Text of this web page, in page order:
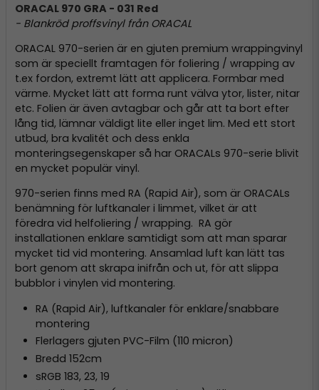
ORACAL 970 GRA - 031 Red
- Blankröd proffsvinyl från ORACAL
ORACAL 970-serien är en gjuten premium wrappingvinyl
som är speciellt framtagen för foliering / wrapping av
t.ex fordon, extremt lätt att applicera. Formbar med
värme. Mycket lätt att forma runt välva ytor, lister, nitar
etc. Folien är även avtagbar och går att ta bort efter
lång tid, lämnar väldigt lite eller inget lim. Med ett stort
utbud, bra kvalitét och dess enkla
monteringsegenskaper så har ORACALs 970-serie blivit
en mycket populär vinyl.
970-serien finns med RA (Rapid Air), som är ORACALs
benämning för luftkanaler i limmet, vilket är att
föredra vid helfoliering / wrapping. RA gör
installationen enklare samtidigt som att man sparar
mycket tid vid montering. Ansamlad luft kan lätt tas
bort genom att skrapa inifrån och ut, för att slippa
bubblor i vinylen vid montering.
RA (Rapid Air), luftkanaler för enklare/snabbare
montering
Flerlagers gjuten PVC-Film (110 micron)
Bredd 152cm
sRGB 183, 23, 19